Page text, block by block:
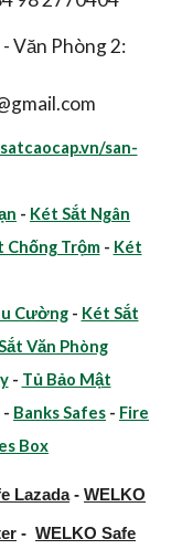
Văn Phòng 2:
san-
- Két Sắt Ngân
Chống Trộm- Két
Cường- Két Sắt
Văn Phòng
- Tủ Bảo Mật
- Banks Safes - Fire
Box
Lazada- WELKO
- WELKO Safe